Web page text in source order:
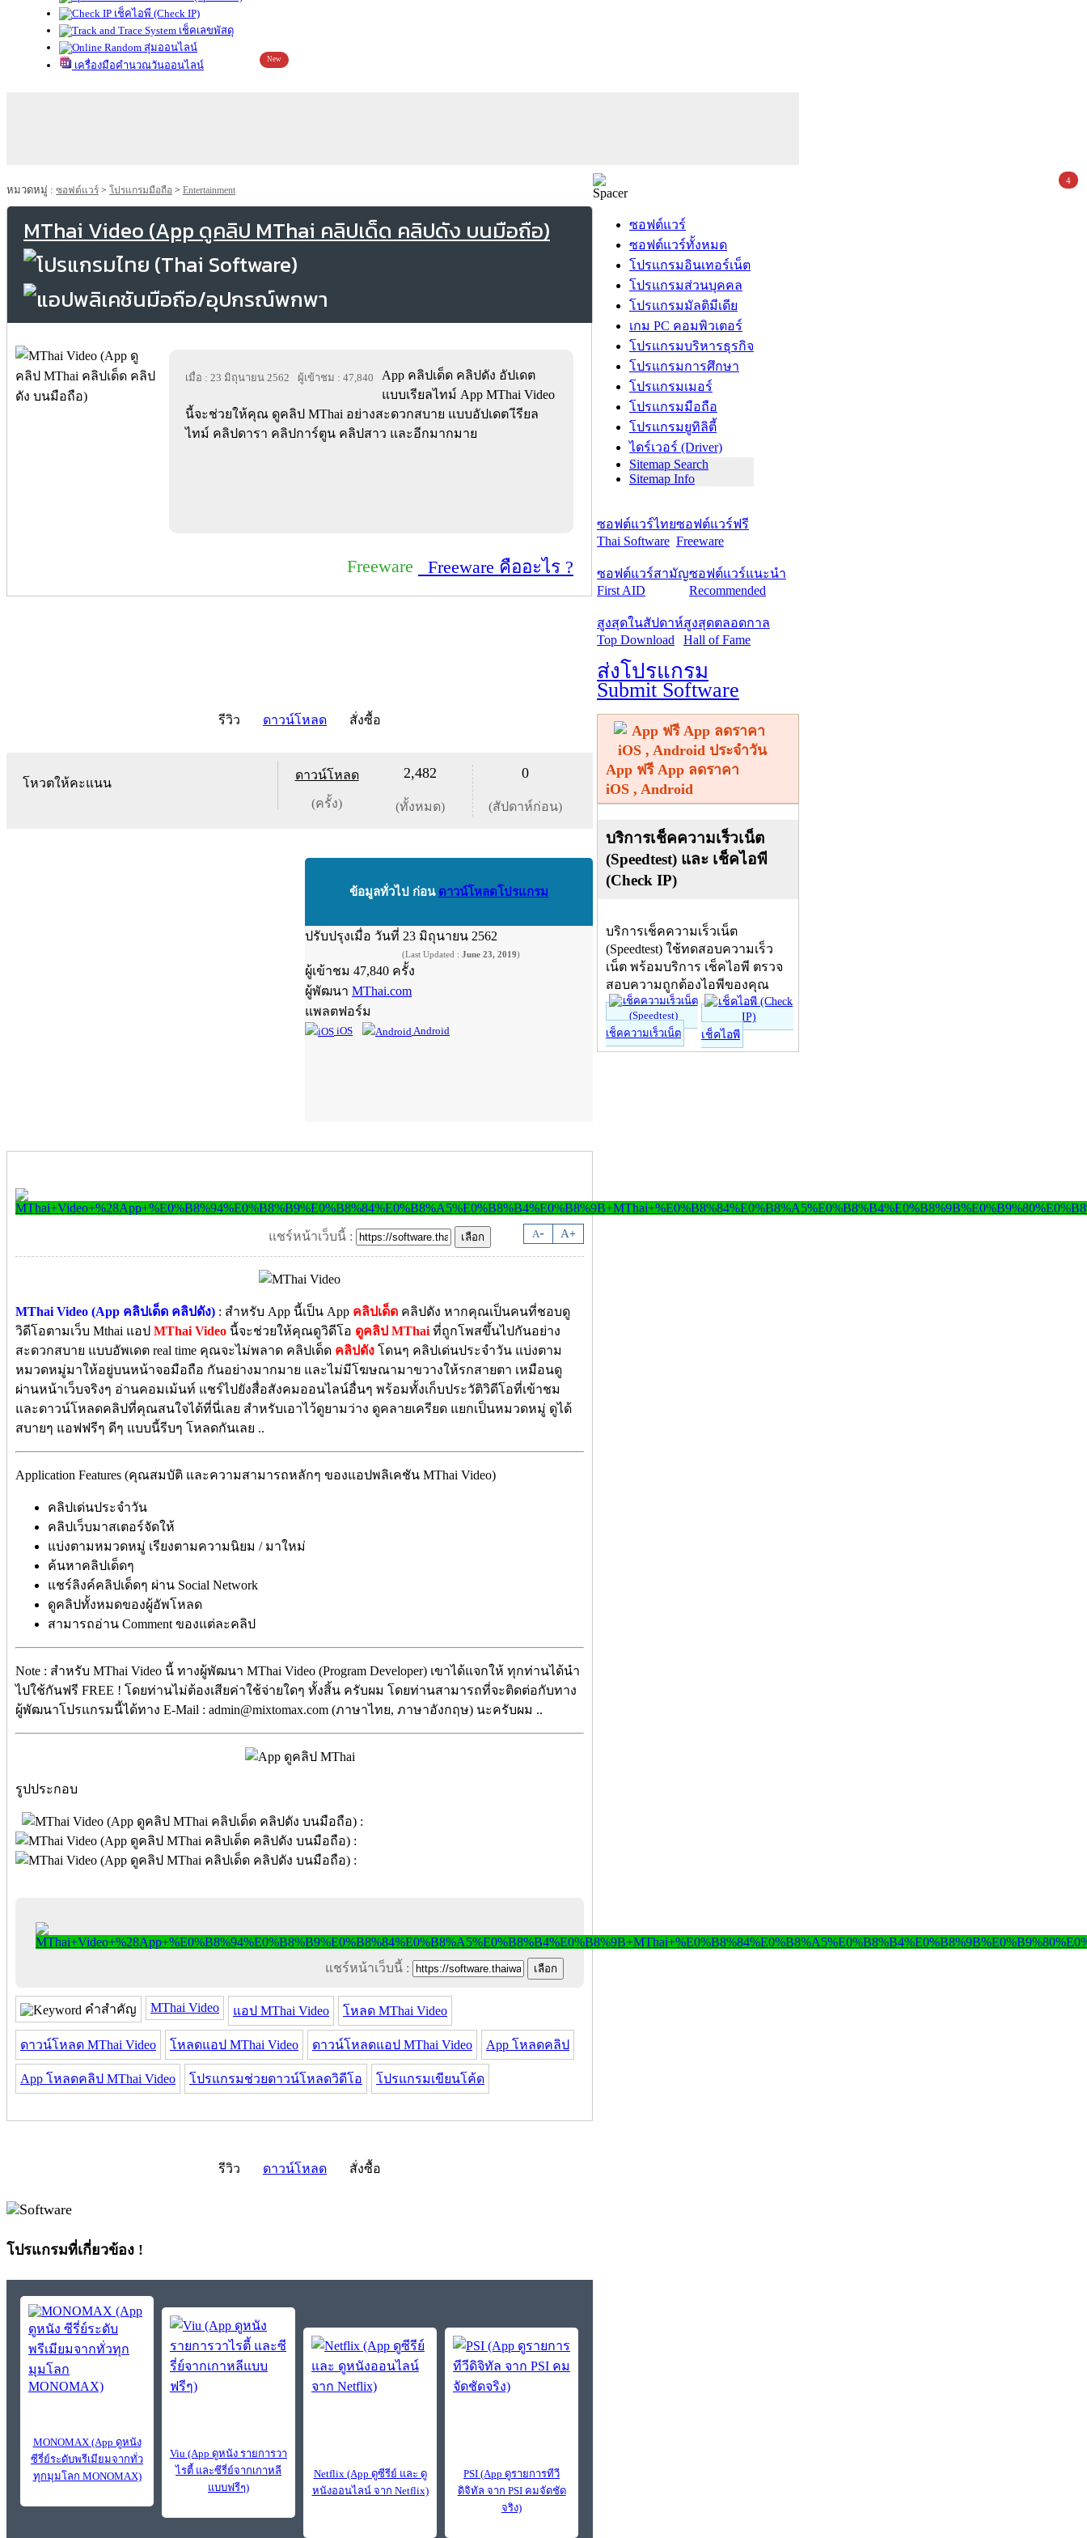
เช็คไอพี (Check IP)
เช็คเลขพัสดุ
สุ่มออนไลน์
เครื่องมือคำนวณวันออนไลน์
New
หมวดหมู่ : ซอฟต์แวร์ > โปรแกรมมือถือ > Entertainment
MThai Video (App ดูคลิป MThai คลิปเด็ด คลิปดัง บนมือถือ)
เมื่อ : 23 มิถุนายน 2562 ผู้เข้าชม : 47,840
App คลิปเด็ด คลิปดัง อัปเดต
แบบเรียลไทม์ App MThai Video
นี้จะช่วยให้คุณ ดูคลิป MThai อย่างสะดวกสบาย แบบอัปเดต เีรียล
ไทม์ คลิปดารา คลิปการ์ตูน คลิปสาว และอีกมากมาย
Freeware Freeware คืออะไร ?
รีวิว ดาวน์โหลด สั่งซื้อ
โหวตให้คะแนน
ดาวน์โหลด
(ครั้ง)
2,482
(ทั้งหมด)
0
(สัปดาห์ก่อน)
ข้อมูลทั่วไป ก่อน ดาวน์โหลดโปรแกรม
ปรับปรุงเมื่อ วันที่ 23 มิถุนายน 2562
(Last Updated : June 23, 2019)
ผู้เข้าชม 47,840 ครั้ง
ผู้พัฒนา MThai.com
แพลตฟอร์ม
iOS Android
A- A+
แชร์หน้าเว็บนี้ :
MThai Video (App คลิปเด็ด คลิปดัง) : สำหรับ App นี้เป็น App คลิปเด็ด คลิปดัง หากคุณเป็นคนที่ชอบดู
วิดีโอตามเว็บ Mthai แอป MThai Video นี้จะช่วยให้คุณดูวิดีโอ ดูคลิป MThai ที่ถูกโพสขึ้นไปกันอย่าง
สะดวกสบาย แบบอัพเดต real time คุณจะไม่พลาด คลิปเด็ด คลิปดัง โดนๆ คลิปเด่นประจำวัน แบ่งตาม
หมวดหมู่มาให้อยู่บนหน้าจอมือถือ กันอย่างมากมาย และไม่มีโฆษณามาขวางให้รกสายตา เหมือนดู
ผ่านหน้าเว็บจริงๆ อ่านคอมเม้นท์ แชร์ไปยังสื่อสังคมออนไลน์อื่นๆ พร้อมทั้งเก็บประวัติวิดีโอที่เข้าชม
และดาวน์โหลดคลิปที่คุณสนใจได้ที่นี่เลย สำหรับเอาไว้ดูยามว่าง ดูคลายเครียด แยกเป็นหมวดหมู่ ดูได้
สบายๆ แอฟฟรีๆ ดีๆ แบบนี้รีบๆ โหลดกันเลย ..
Application Features (คุณสมบัติ และความสามารถหลักๆ ของแอปพลิเคชัน MThai Video)
คลิปเด่นประจำวัน
คลิปเว็บมาสเตอร์จัดให้
แบ่งตามหมวดหมู่ เรียงตามความนิยม / มาใหม่
ค้นหาคลิปเด็ดๆ
แชร์ลิงค์คลิปเด็ดๆ ผ่าน Social Network
ดูคลิปทั้งหมดของผู้อัพโหลด
สามารถอ่าน Comment ของแต่ละคลิป
Note : สำหรับ MThai Video นี้ ทางผู้พัฒนา MThai Video (Program Developer) เขาได้แจกให้ ทุกท่านได้นำ
ไปใช้กันฟรี FREE ! โดยท่านไม่ต้องเสียค่าใช้จ่ายใดๆ ทั้งสิ้น ครับผม โดยท่านสามารถที่จะติดต่อกับทาง
ผู้พัฒนาโปรแกรมนี้ได้ทาง E-Mail : admin@mixtomax.com (ภาษาไทย, ภาษาอังกฤษ) นะครับผม ..
รูปประกอบ
แชร์หน้าเว็บนี้ :
คำสำคัญ MThai Video แอป MThai Video โหลด MThai Video
ดาวน์โหลด MThai Video โหลดแอป MThai Video ดาวน์โหลดแอป MThai Video App โหลดคลิป
App โหลดคลิป MThai Video โปรแกรมช่วยดาวน์โหลดวิดีโอ โปรแกรมเขียนโค้ด
รีวิว ดาวน์โหลด สั่งซื้อ
โปรแกรมที่เกี่ยวข้อง !
MONOMAX (App ดูหนัง
ซีรี่ย์ระดับพรีเมียมจากทั่ว
ทุกมุมโลก MONOMAX)
Viu (App ดูหนัง รายการวา
ไรตี้ และซีรี่ย์จากเกาหลี
แบบฟรีๆ)
Netflix (App ดูซีรีย์ และ ดู
หนังออนไลน์ จาก Netflix)
PSI (App ดูรายการทีวี
ดิจิทัล จาก PSI คมจัดชัด
จริง)
ซอฟต์แวร์
ซอฟต์แวร์ทั้งหมด
โปรแกรมอินเทอร์เน็ต
โปรแกรมส่วนบุคคล
โปรแกรมมัลติมีเดีย
เกม PC คอมพิวเตอร์
โปรแกรมบริหารธุรกิจ
โปรแกรมการศึกษา
โปรแกรมเมอร์
โปรแกรมมือถือ
โปรแกรมยูทิลิตี้
ไดร์เวอร์ (Driver)
Sitemap Search
Sitemap Info
ซอฟต์แวร์ไทย
Thai Software
ซอฟต์แวร์ฟรี
Freeware
ซอฟต์แวร์สามัญ
First AID
ซอฟต์แวร์แนะนำ
Recommended
สูงสุดในสัปดาห์
Top Download
สูงสุดตลอดกาล
Hall of Fame
ส่งโปรแกรม
Submit Software
App ฟรี App ลดราคา
iOS , Android
บริการเช็คความเร็วเน็ต
(Speedtest) และ เช็คไอพี
(Check IP)
บริการเช็คความเร็วเน็ต
(Speedtest) ใช้ทดสอบความเร็ว
เน็ต พร้อมบริการ เช็คไอพี ตรวจ
สอบความถูกต้องไอพีของคุณ
เช็คความเร็วเน็ต เช็คไอพี
4